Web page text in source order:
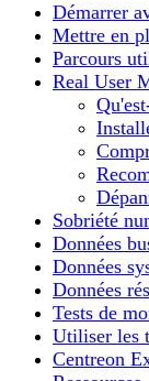
Démarrer
Mettre en
Parcours
Real User
Sobriété
Données
Données
Données
Tests de
Utiliser les
Centreon